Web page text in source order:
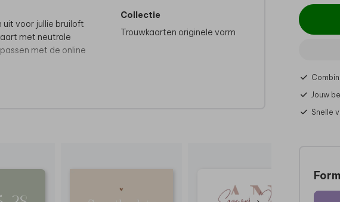
uit voor jullie bruiloft
met neutrale
met de online
Collectie
Trouwkaarten originele vorm
Jouw
Snelle